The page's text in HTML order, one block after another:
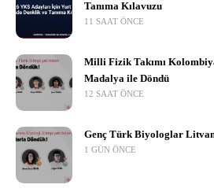
Tanıma Kılavuzu
11 SAAT ÖNCE
Milli Fizik Takımı
Madalya ile Döndü
12 SAAT ÖNCE
Genç Türk Biyologlar
1 GÜN ÖNCE